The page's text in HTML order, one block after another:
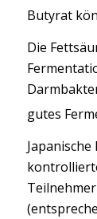
Butyrat
Die
gutes